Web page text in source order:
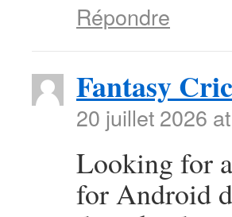
Répondre
Fantasy
20 juillet 2026
Looking for
for Android